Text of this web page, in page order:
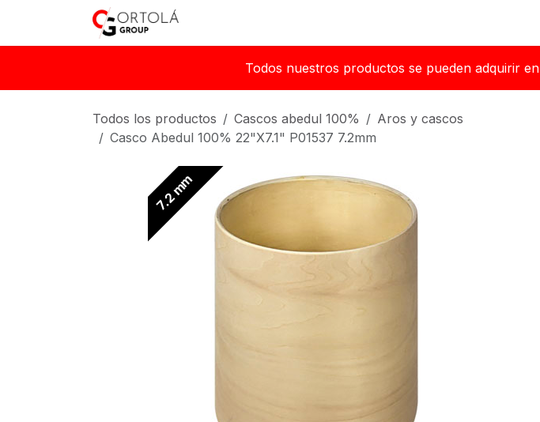
Todos nuestros productos se pueden adquirir en
Todos los productos Cascos abedul 100%
Aros y cascos
Casco Abedul 100% 22"X7.1" P01537 7.2mm
7.2 mm